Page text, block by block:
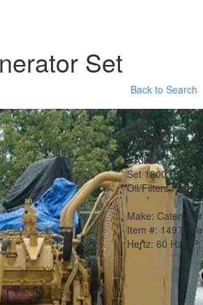
Set
Back to Search
CAT 3412
Set 1800 RPM
Oil/Filters
Make: Caterpillar
Item #:14977
Hertz: 60 Hz HP: